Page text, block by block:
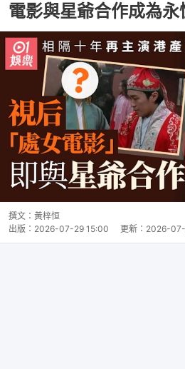
電影與星爺合作成為永
撰文： 黃梓恒
出版： 2026-07-29 15:00 更新： 2026-